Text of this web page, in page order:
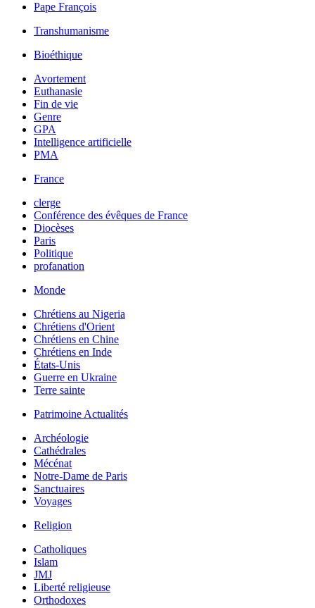
Pape François
Transhumanisme
Bioéthique
Avortement
Euthanasie
Fin de vie
Genre
GPA
Intelligence artificielle
PMA
France
clerge
Conférence des évêques de France
Diocèses
Paris
Politique
profanation
Monde
Chrétiens au Nigeria
Chrétiens d'Orient
Chrétiens en Chine
Chrétiens en Inde
États-Unis
Guerre en Ukraine
Terre sainte
Patrimoine Actualités
Archéologie
Cathédrales
Mécénat
Notre-Dame de Paris
Sanctuaires
Voyages
Religion
Catholiques
Islam
JMJ
Liberté religieuse
Orthodoxes